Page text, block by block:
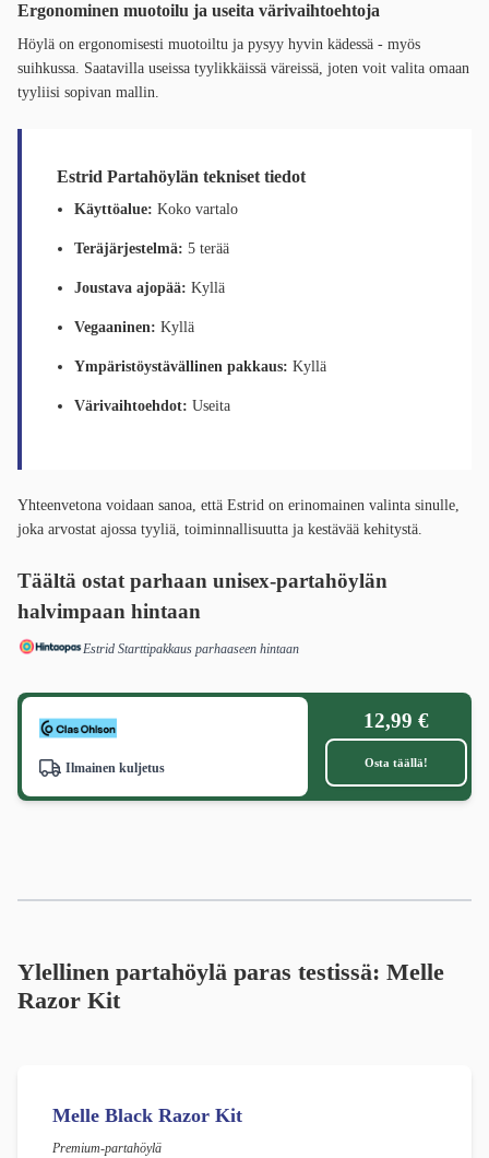
Ergonominen muotoilu ja useita värivaihtoehtoja
Höylä on ergonomisesti muotoiltu ja pysyy hyvin kädessä - myös
suihkussa. Saatavilla useissa tyylikkäissä väreissä, joten voit valita omaan
tyyliisi sopivan mallin.
Estrid Partahöylän tekniset tiedot
Käyttöalue: Koko vartalo
Teräjärjestelmä: 5 terää
Joustava ajopää: Kyllä
Vegaaninen: Kyllä
Ympäristöystävällinen pakkaus: Kyllä
Värivaihtoehdot: Useita
Yhteenvetona voidaan sanoa, että Estrid on erinomainen valinta sinulle,
joka arvostat ajossa tyyliä, toiminnallisuutta ja kestävää kehitystä.
Täältä ostat parhaan unisex-partahöylän
halvimpaan hintaan
Estrid Starttipakkaus parhaaseen hintaan
Ilmainen kuljetus
12,99 €
Osta täällä!
Ylellinen partahöylä paras testissä: Melle
Razor Kit
Melle Black Razor Kit
Premium-partahöylä